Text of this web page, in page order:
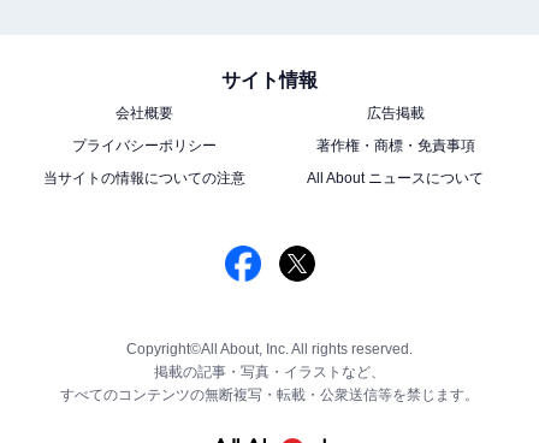
サイト情報
会社概要
広告掲載
プライバシーポリシー
著作権・商標・免責事項
当サイトの情報についての注意
All About ニュースについて
Copyright©All About, Inc. All rights reserved.
掲載の記事・写真・イラストなど、
すべてのコンテンツの無断複写・転載・公衆送信等を禁じます。